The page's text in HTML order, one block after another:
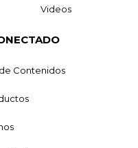
Videos
Contenidos